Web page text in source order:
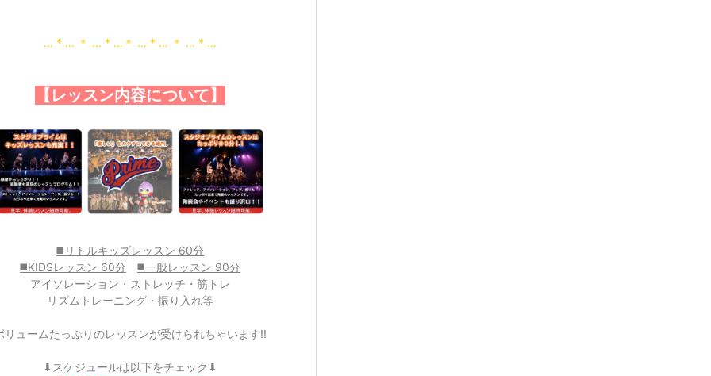
… * … ＊ … * …＊ … * … ＊ … * …
【レッスン内容について】
◼️リトルキッズレッスン 60分
◼️KIDSレッスン 60分
◼️一般レッスン 90分
アイソレーション・ストレッチ・筋トレ
リズムトレーニング・振り入れ等
リュームたっぷりのレッスンが受けられちゃいます!!
⬇︎スケジュールは以下をチェック⬇︎